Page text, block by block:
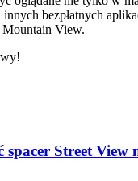
bezpłatnych
View.
Street View